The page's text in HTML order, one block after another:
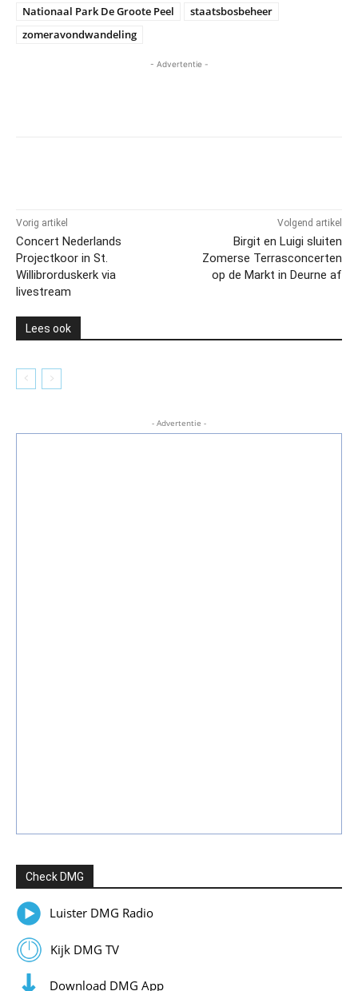
Nationaal Park De Groote Peel
staatsbosbeheer
zomeravondwandeling
- Advertentie -
Vorig artikel
Concert Nederlands
Projectkoor in St.
Willibrorduskerk via
livestream
Volgend artikel
Birgit en Luigi sluiten
Zomerse Terrasconcerten
op de Markt in Deurne af
Lees ook
- Advertentie -
Check DMG
Luister DMG Radio
Kijk DMG TV
Download DMG App